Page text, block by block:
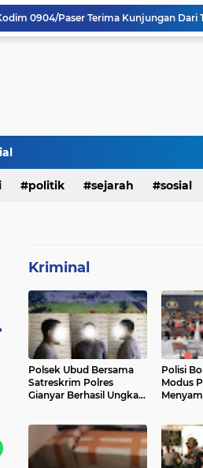
Waktu Luang Personel TMMD 129
politik sejarah sosial
Kriminal
Polsek Ubud Bersama
Satreskrim Polres
Gianyar Berhasil Ungkap
Polisi
Modus